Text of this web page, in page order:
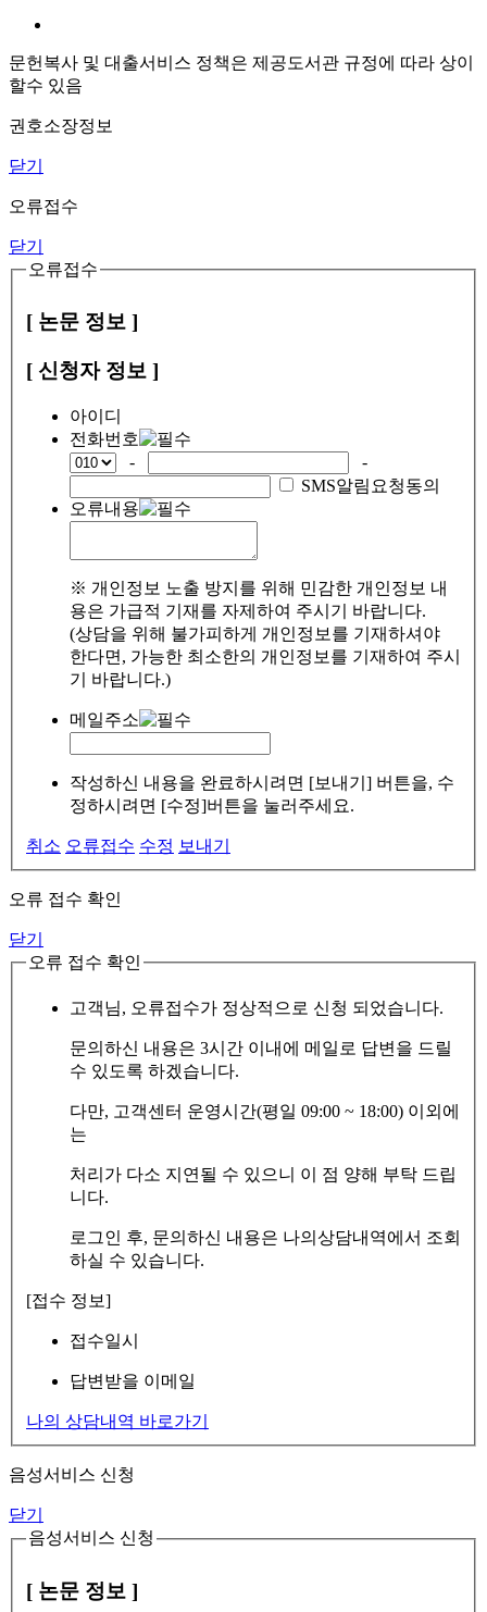
문헌복사 및 대출서비스 정책은 제공도서관 규정에 따라 상이
할수 있음
권호소장정보
닫기
오류접수
닫기
오류접수
[ 논문 정보 ]
[ 신청자 정보 ]
아이디
전화번호
-
-
SMS알림요청동의
오류내용
※ 개인정보 노출 방지를 위해 민감한 개인정보 내
용은 가급적 기재를 자제하여 주시기 바랍니다.
(상담을 위해 불가피하게 개인정보를 기재하셔야
한다면, 가능한 최소한의 개인정보를 기재하여 주시
기 바랍니다.)
메일주소
작성하신 내용을 완료하시려면 [보내기] 버튼을, 수
정하시려면 [수정]버튼을 눌러주세요.
취소 오류접수 수정 보내기
오류 접수 확인
닫기
오류 접수 확인
고객님, 오류접수가 정상적으로 신청 되었습니다.
문의하신 내용은 3시간 이내에 메일로 답변을 드릴
수 있도록 하겠습니다.
다만, 고객센터 운영시간(평일 09:00 ~ 18:00) 이외에
는
처리가 다소 지연될 수 있으니 이 점 양해 부탁 드립
니다.
로그인 후, 문의하신 내용은 나의상담내역에서 조회
하실 수 있습니다.
[접수 정보]
접수일시
답변받을 이메일
나의 상담내역 바로가기
음성서비스 신청
닫기
음성서비스 신청
[ 논문 정보 ]